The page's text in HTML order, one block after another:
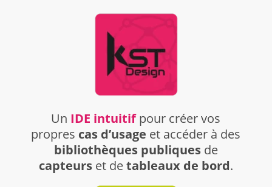
Un IDE intuitifpour créer vos
propres cas d’usage et accéder à des
bibliothèques publiquesde
capteurset detableaux de bord.